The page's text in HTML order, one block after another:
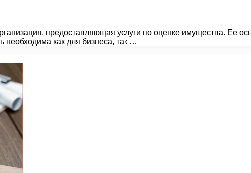
предоставляющая услуги по оценке имущества. Ее
необходима как для бизнеса, так …